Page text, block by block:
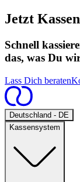
Jetzt
Schnell
das, was Du
Lass Dich beraten
Deutschland - DE
Kassensystem